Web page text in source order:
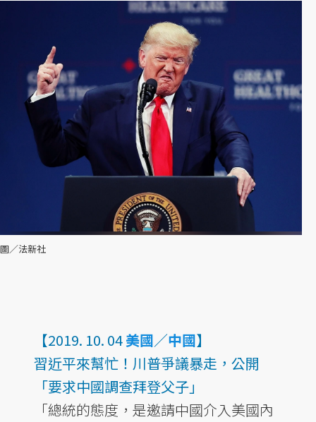
圖／法新社
【2019. 10. 04美國／中國】
習近平來幫忙！川普爭議暴走，公開
「要求中國調查拜登父子」
「總統的態度，是邀請中國介入美國內